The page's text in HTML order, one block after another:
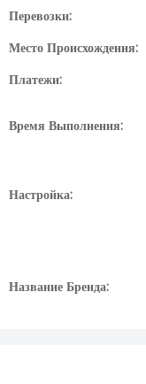
Перевозки:
Место Происхождения:
Платежи:
Время Выполнения:
Настройка:
Название Бренда: